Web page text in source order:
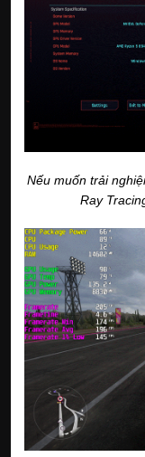
Nếu muốn trải
Ray